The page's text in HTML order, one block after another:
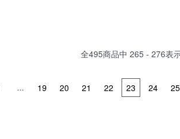
全495商品中 265 - 276表
... 19 20 21 22 23 24 25